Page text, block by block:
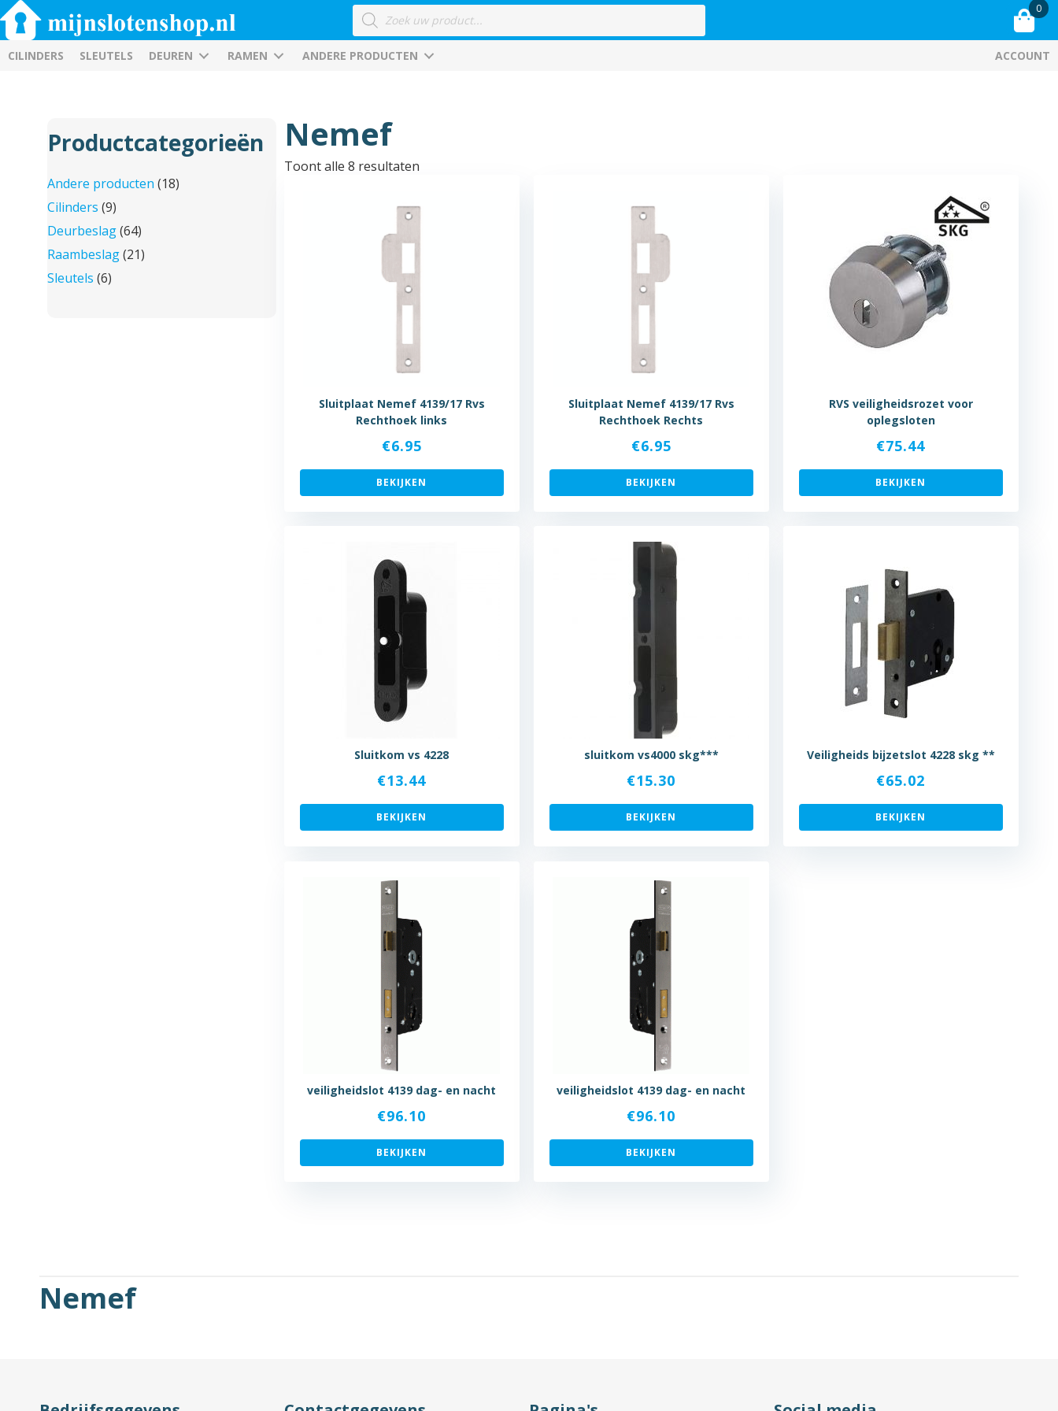
Producten
zoeken
0
CILINDERS SLEUTELS DEUREN RAMEN ANDERE PRODUCTEN ACCOUNT
Productcategorieën
Andere producten (18)
Cilinders (9)
Deurbeslag(64)
Raambeslag(21)
Sleutels (6)
Nemef
Toont alle 8 resultaten
Sluitplaat Nemef 4139/17 Rvs
Rechthoek links
€6.95
BEKIJKEN
Sluitplaat Nemef 4139/17 Rvs
Rechthoek Rechts
€6.95
BEKIJKEN
RVS veiligheidsrozet voor
oplegsloten
€75.44
BEKIJKEN
Sluitkom vs 4228
€13.44
BEKIJKEN
sluitkom vs4000 skg***
€15.30
BEKIJKEN
Veiligheids bijzetslot 4228 skg **
€65.02
BEKIJKEN
veiligheidslot 4139 dag- en nacht
€96.10
BEKIJKEN
veiligheidslot 4139 dag- en nacht
€96.10
BEKIJKEN
Nemef